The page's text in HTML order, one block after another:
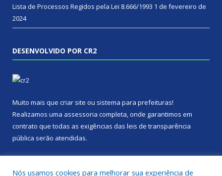
Lista de Processos Regidos pela Lei 8.666/1993 1 de fevereiro de
2024
DESENVOLVIDO POR CR2
Muito mais que criar site ou sistema para prefeituras!
Realizamos uma assessoria completa, onde garantimos em
contrato que todas as exigências das leis de transparência
pública serão atendidas.
Nós usamos cookies para melhorar sua experiência de